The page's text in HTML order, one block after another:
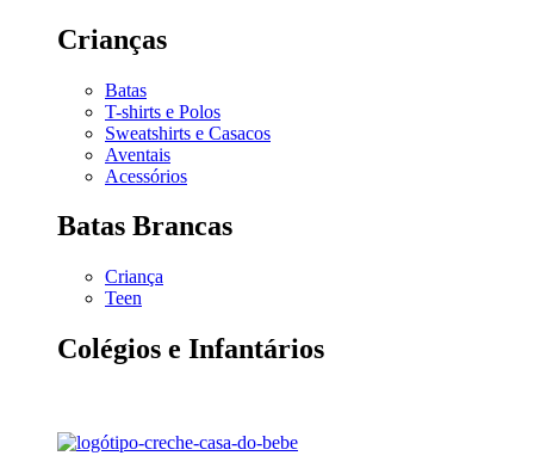
Crianças
Batas
T-shirts e Polos
Sweatshirts e Casacos
Aventais
Acessórios
Batas Brancas
Criança
Teen
Colégios e Infantários